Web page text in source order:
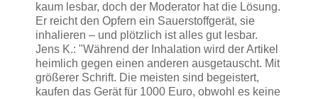
kaum lesbar, doch der Moderator hat die Lösung.
Er reicht den Opfern ein Sauerstoffgerät, sie
inhalieren – und plötzlich ist alles gut lesbar.
Jens K.: "Während der Inhalation wird der Artikel
heimlich gegen einen anderen ausgetauscht. Mit
größerer Schrift. Die meisten sind begeistert,
kaufen das Gerät für 1000 Euro, obwohl es keine